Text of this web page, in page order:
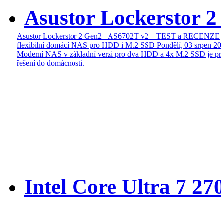
Asustor Lockerstor
Asustor Lockerstor 2 Gen2+ AS6702T v2 – TEST a RECENZE
flexibilní domácí NAS pro HDD i M.2 SSD Pondělí, 03 srpen
Moderní NAS v základní verzi pro dva HDD a 4x M.2 SSD je
řešení do domácnosti.
Intel Core Ultra 7